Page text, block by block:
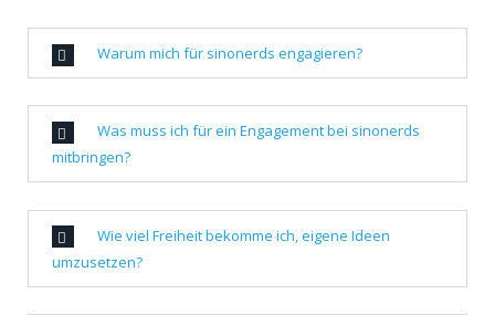
Warum mich für sinonerds engagieren?
Was muss ich für ein Engagement bei sinonerds
mitbringen?
Wie viel Freiheit bekomme ich, eigene Ideen
umzusetzen?